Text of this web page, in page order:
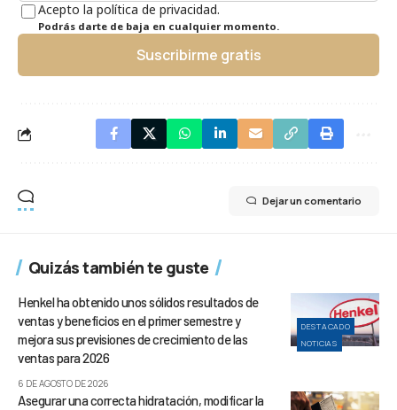
Acepto la política de privacidad.
Podrás darte de baja en cualquier momento.
Suscribirme gratis
Dejar un comentario
Quizás también te guste
DESTACADO
NOTICIAS
Henkel ha obtenido unos sólidos resultados de
ventas y beneficios en el primer semestre y
mejora sus previsiones de crecimiento de las
ventas para 2026
6 DE AGOSTO DE 2026
Asegurar una correcta hidratación, modificar la